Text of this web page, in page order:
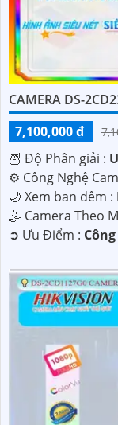
CAMERA DS-
7,100,000 ₫
🦉 Độ Phân giải :
⚙ Công Nghệ
🌙 Xem ban đêm :
🤹 Camera Theo
️➲ Ưu Điểm :